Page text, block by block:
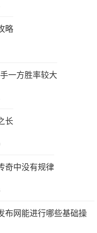
略
一方胜率较大
长
奇中没有规律
布网能进行哪些基础操